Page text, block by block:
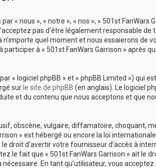
« nous », « notre », « nos », « 501st
pas d’être légalement responsable
n’importe quel moment et nous essaierons
à « 501st FanWars Garrison » après
« logiciel phpBB » et « phpBB Limited ») qui
sur le site de phpBB (en anglais). Le logiciel
et du contenu que nous acceptons et que
obscène, vulgaire, diffamatoire, choquant,
» est hébergé ou encore la loi
d’avertir votre fournisseur d’accès à
le fait que « 501st FanWars Garrison » ait le
En tant qu’utilisateur, vous